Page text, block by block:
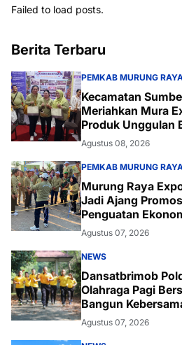
Failed to load posts.
Berita Terbaru
PEMKAB MURUNG
Kecamatan
Meriahkan Mura
Produk Unggulan
Agustus 08, 2026
PEMKAB MURUNG
Murung Raya
Jadi Ajang
Penguatan
Agustus 07, 2026
NEWS
Dansatbrimob
Olahraga Pagi
Bangun
Bukit Baranahu
Agustus 07, 2026